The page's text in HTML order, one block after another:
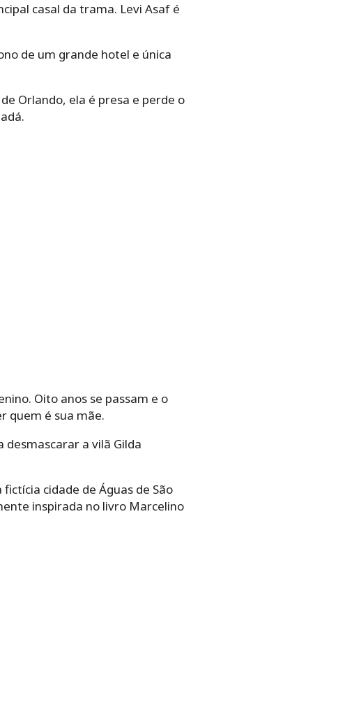
casal da trama. Levi Asaf é
de um grande hotel e única
Orlando, ela é presa e perde o
Oito anos se passam e o
quem é sua mãe.
a vilã Gilda
cidade de Águas de São
inspirada no livro Marcelino